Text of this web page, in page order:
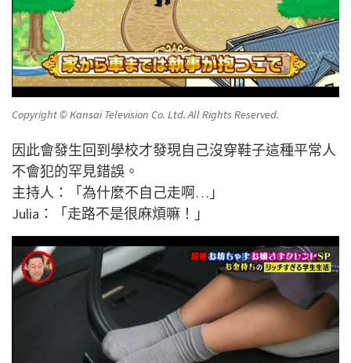
Copyright © Kansai Television Co. Ltd. All Rights Reserved.
因此會發生回到學校才發現自己沒穿鞋子這種平常人
不會犯的罕見錯誤。
主持人：「為什麼不自己走啊…」
Julia：「走路不是很麻煩嘛！」